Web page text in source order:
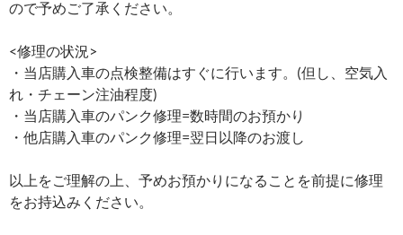
ので予めご了承ください。
<修理の状況>
・当店購入車の点検整備はすぐに行います。(但し、空気入
れ・チェーン注油程度)
・当店購入車のパンク修理=数時間のお預かり
・他店購入車のパンク修理=翌日以降のお渡し
以上をご理解の上、予めお預かりになることを前提に修理
をお持込みください。